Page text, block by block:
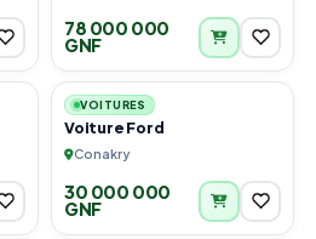
78 000 000
GNF
6 5
VOITURES
Voiture Ford
Conakry
30 000 000
GNF
6